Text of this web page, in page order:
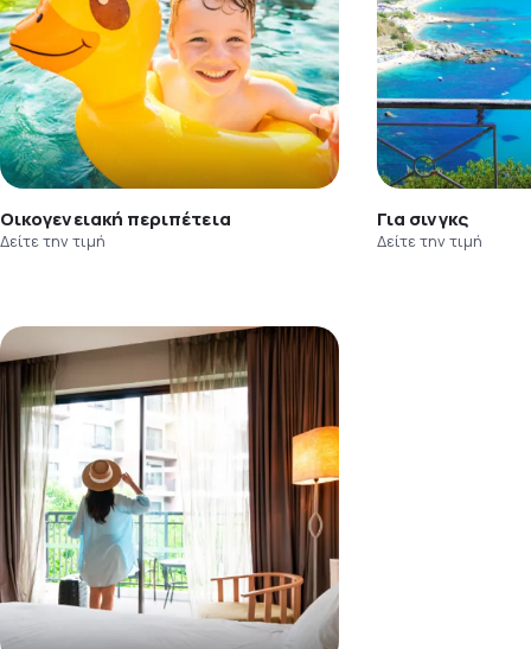
Οικογενειακή περιπέτεια
Δείτε την τιμή
Για σινγκς
Δείτε την τιμή